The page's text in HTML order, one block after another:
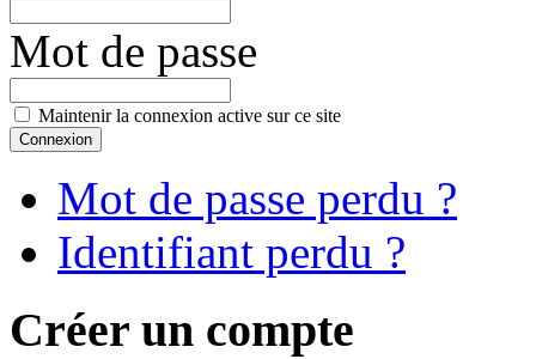
Mot de passe
Maintenir la connexion active sur ce site
Mot de passe perdu ?
Identifiant perdu ?
Créer un compte